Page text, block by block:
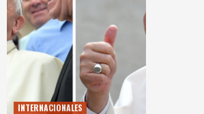
INTERNACIONALES